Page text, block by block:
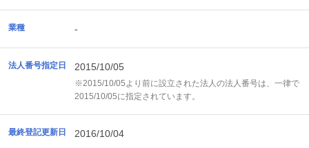
業種 -
法人番号指定日 2015/10/05
※2015/10/05より前に設立された法人の法人番号は、一律で
2015/10/05に指定されています。
最終登記更新日 2016/10/04